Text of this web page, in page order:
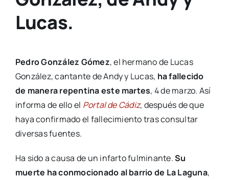
Lucas.
Pedro González Gómez, el hermano de Lucas
González, cantante de Andy y Lucas, ha fallecido
de manera repentina este martes, 4 de marzo. Así
informa de ello el Portal de Cádiz, después de que
haya confirmado el fallecimiento tras consultar
diversas fuentes.
Ha sido a causa de un infarto fulminante.Su
muerte ha conmocionado al barrio de La Laguna,